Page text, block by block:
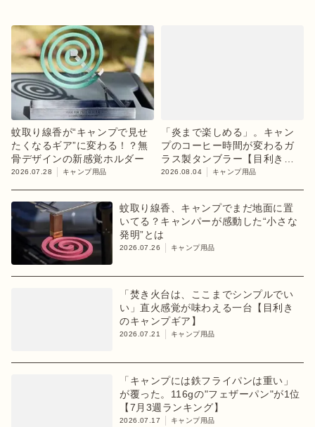
蚊取り線香が“キャンプで見せ
たくなるギア”に変わる！？無
骨デザインの新感覚ホルダー
2026.07.28 キャンプ用品
「炎まで楽しめる」。キャン
プのコーヒー時間が変わるガ
ラス製タンブラー【目利きの
キャンプギア】
2026.08.04 キャンプ用品
蚊取り線香、キャンプでまだ地面に置
いてる？キャンパーが感動した“小さな
発明”とは
2026.07.26 キャンプ用品
「焚き火台は、ここまでシンプルでい
い」直火感覚が味わえる一台【目利き
のキャンプギア】
2026.07.21 キャンプ用品
「キャンプには鉄フライパンは重い」
が覆った。116gの"フェザーパン"が1位
【7月3週ランキング】
2026.07.17 キャンプ用品